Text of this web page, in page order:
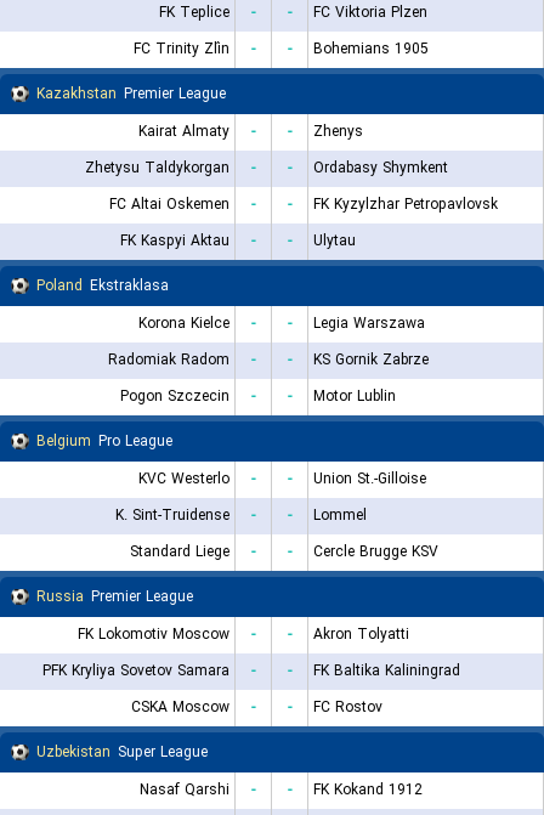
FK Teplice
- -
FC Viktoria Plzen
FC Trinity Zlín
- -
Bohemians 1905
Kazakhstan Premier League
Kairat Almaty
- -
Zhenys
Zhetysu Taldykorgan
- -
Ordabasy Shymkent
FC Altai Oskemen
- -
FK Kyzylzhar Petropavlovsk
FK Kaspyi Aktau
- -
Ulytau
Poland Ekstraklasa
Korona Kielce
- -
Legia Warszawa
Radomiak Radom
- -
KS Gornik Zabrze
Pogon Szczecin
- -
Motor Lublin
Belgium Pro League
KVC Westerlo
- -
Union St.-Gilloise
K. Sint-Truidense
- -
Lommel
Standard Liege
- -
Cercle Brugge KSV
Russia Premier League
FK Lokomotiv Moscow
- -
Akron Tolyatti
PFK Kryliya Sovetov Samara
- -
FK Baltika Kaliningrad
CSKA Moscow
- -
FC Rostov
Uzbekistan Super League
Nasaf Qarshi
- - FK Kokand 1912